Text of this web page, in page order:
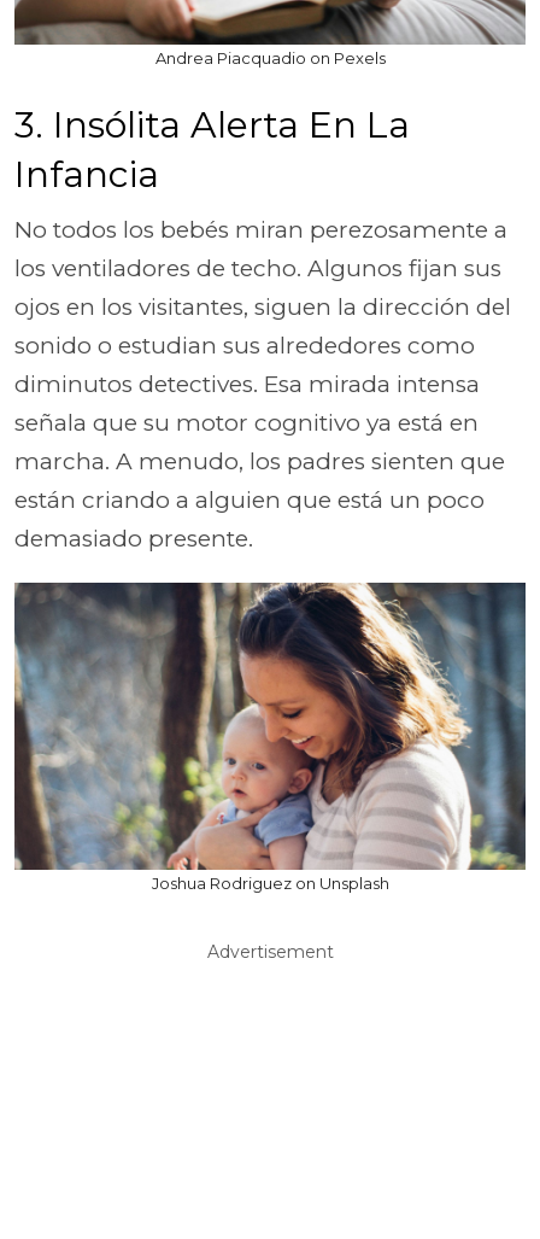
Andrea Piacquadio on Pexels
3. Insólita Alerta En La
Infancia
No todos los bebés miran perezosamente a
los ventiladores de techo. Algunos fijan sus
ojos en los visitantes, siguen la dirección del
sonido o estudian sus alrededores como
diminutos detectives. Esa mirada intensa
señala que su motor cognitivo ya está en
marcha. A menudo, los padres sienten que
están criando a alguien que está un poco
demasiado presente.
Joshua Rodriguez on Unsplash
Advertisement